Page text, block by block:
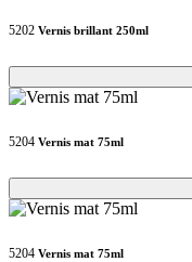
5202 Vernis brillant 250ml
Loading...
Loading...
5204 Vernis mat 75ml
Loading...
Loading...
5204 Vernis mat 75ml